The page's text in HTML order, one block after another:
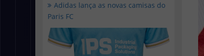
Adidas lança as novas camisas do
Paris FC